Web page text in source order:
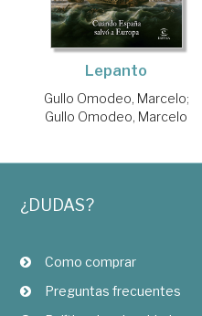
Lepanto
Gullo Omodeo, Marcelo;
Gullo Omodeo, Marcelo
¿DUDAS?
Como comprar
Preguntas frecuentes